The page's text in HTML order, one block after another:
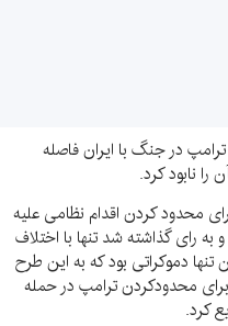
در جنگ با ایران فاصله
نابود کرد.
محدود کردن اقدام نظامی علیه
به رای گذاشته شد تنها با اختلاف
دموکراتی بود که به این طرح
محدودکردن ترامپ در حمله